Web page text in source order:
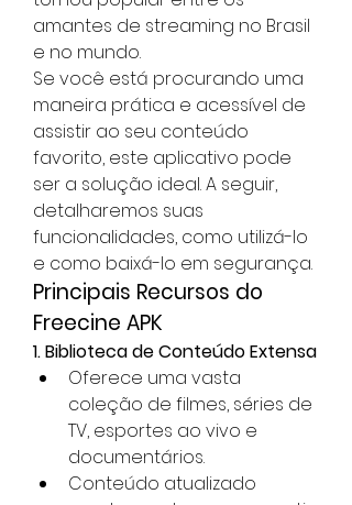
amantes de streaming no Brasil
e no mundo.
Se você está procurando uma
maneira prática e acessível de
assistir ao seu conteúdo
favorito, este aplicativo pode
ser a solução ideal. A seguir,
detalharemos suas
funcionalidades, como utilizá-lo
e como baixá-lo em segurança.
Principais Recursos do
Freecine APK
1. Biblioteca de Conteúdo Extensa
Oferece uma vasta
coleção de filmes, séries de
TV, esportes ao vivo e
documentários.
Conteúdo atualizado